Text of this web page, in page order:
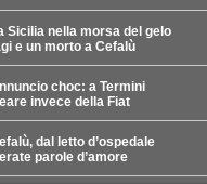
Sicilia nella morsa del gelo
e un morto a Cefalù
choc: a Termini
invece della Fiat
dal letto d’ospedale
parole d’amore